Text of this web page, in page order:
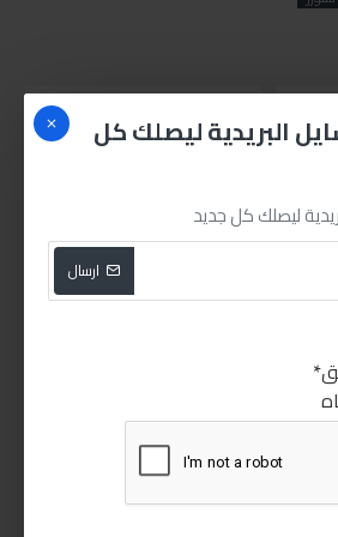
البريدية ليصلك كل
ليصلك كل جديد
ارسال